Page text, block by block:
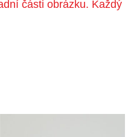
části obrázku. Každý